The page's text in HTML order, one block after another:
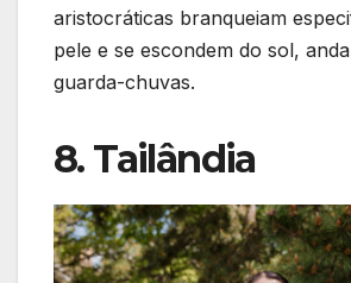
aristocráticas branqueiam
pele e se escondem do sol,
guarda-chuvas.
8. Tailândia